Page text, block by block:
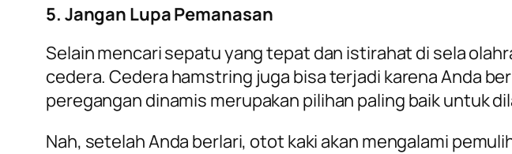
5. Jangan Lupa Pemanasan
Selain mencari sepatu yang tepat dan istirahat di sela
cedera. Cedera hamstring juga bisa terjadi karena Anda
peregangan dinamis merupakan pilihan paling baik untuk
Nah, setelah Anda berlari, otot kaki akan mengalami